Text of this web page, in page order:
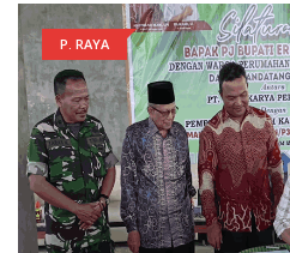
P. RAYA